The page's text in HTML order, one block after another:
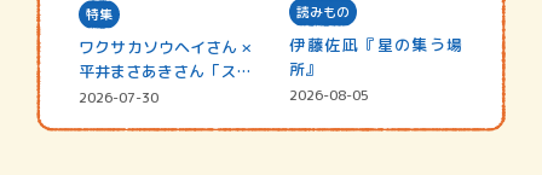
特集
ワクサカソウヘイさん ×
平井まさあきさん「スペ
シャ…
2026-07-30
読みもの
伊藤佐凪『星の集う場
所』
2026-08-05